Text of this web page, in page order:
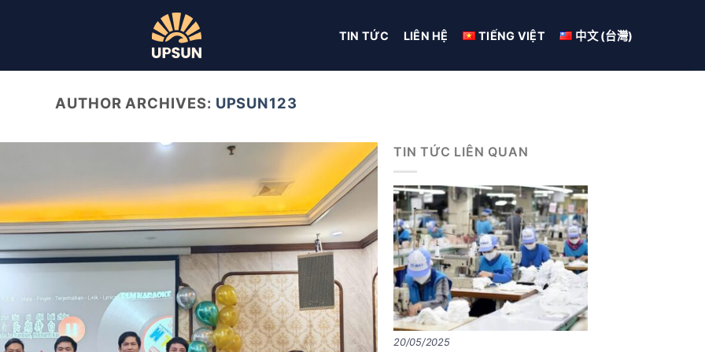
TIN TỨC LIÊN HỆ TIẾNG VIỆT 中文 (台灣)
AUTHOR ARCHIVES: UPSUN123
TIN TỨC LIÊN QUAN
20/05/2025